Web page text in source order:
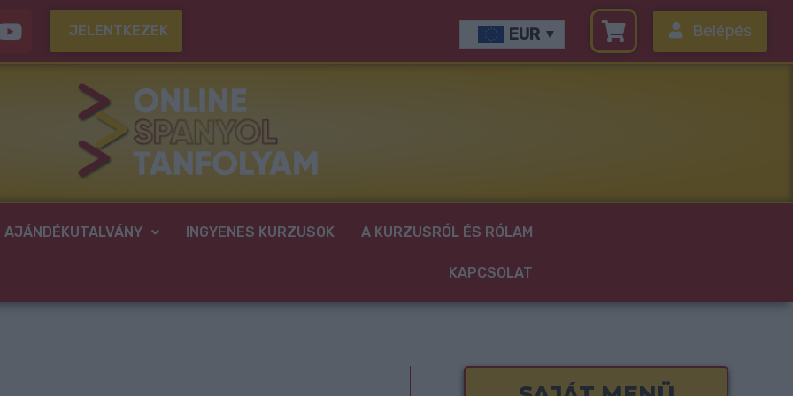
Y
o
u
JELENTKEZEK EUR Belépés
AJÁNDÉKUTALVÁNY INGYENES KURZUSOK A KURZUSRÓL ÉS RÓLAM
KAPCSOLAT